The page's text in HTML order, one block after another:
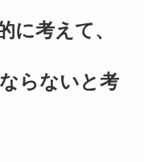
に考えて、
らないと考